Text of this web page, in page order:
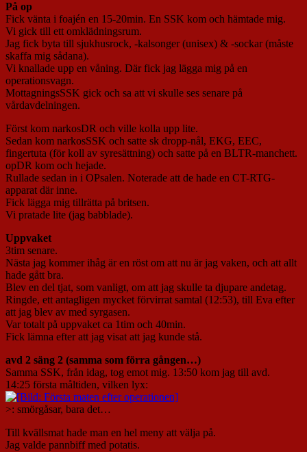
På op
Fick vänta i foajén en 15-20min. En SSK kom och hämtade mig.
Vi gick till ett omklädningsrum.
Jag fick byta till sjukhusrock, -kalsonger (unisex) & -sockar (måste
skaffa mig sådana).
Vi knallade upp en våning. Där fick jag lägga mig på en
operationsvagn.
MottagningsSSK gick och sa att vi skulle ses senare på
vårdavdelningen.
Först kom narkosDR och ville kolla upp lite.
Sedan kom narkosSSK och satte sk dropp-nål, EKG, EEC,
fingertuta (för koll av syresättning) och satte på en BLTR-manchett.
opDR kom och hejade.
Rullade sedan in i OPsalen. Noterade att de hade en CT-RTG-
apparat där inne.
Fick lägga mig tillrätta på britsen.
Vi pratade lite (jag babblade).
Uppvaket
3tim senare.
Nästa jag kommer ihåg är en röst om att nu är jag vaken, och att allt
hade gått bra.
Blev en del tjat, som vanligt, om att jag skulle ta djupare andetag.
Ringde, ett antagligen mycket förvirrat samtal (12:53), till Eva efter
att jag blev av med syrgasen.
Var totalt på uppvaket ca 1tim och 40min.
Fick lämna efter att jag visat att jag kunde stå.
avd 2 säng 2 (samma som förra gången…)
Samma SSK, från idag, tog emot mig. 13:50 kom jag till avd.
14:25 första måltiden, vilken lyx:
>: smörgåsar, bara det…
Till kvällsmat hade man en hel meny att välja på.
Jag valde pannbiff med potatis.